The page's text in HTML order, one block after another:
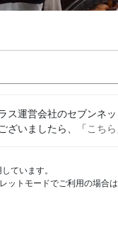
ス運営会社のセブンネ
ざいましたら、「こちら
ています。
ットモードでご利用の場合